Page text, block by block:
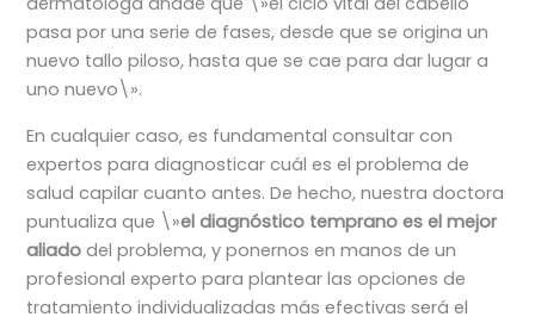
pasa por una serie de fases, desde que se origina un
nuevo tallo piloso, hasta que se cae para dar lugar a
uno nuevo\».
En cualquier caso, es fundamental consultar con
expertos para diagnosticar cuál es el problema de
salud capilar cuanto antes. De hecho, nuestra doctora
puntualiza que \»el diagnóstico temprano es el mejor
aliado del problema, y ponernos en manos de un
profesional experto para plantear las opciones de
tratamiento individualizadas más efectivas será el